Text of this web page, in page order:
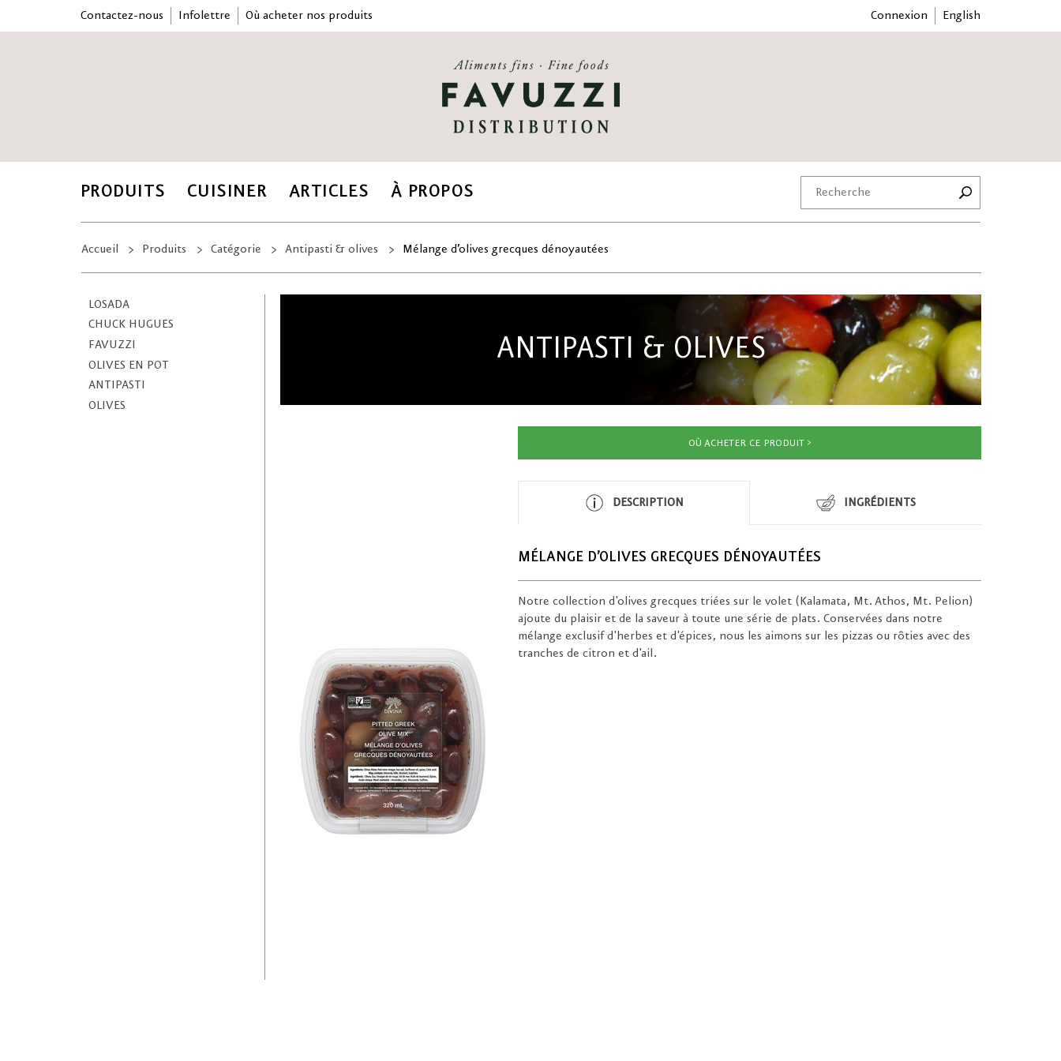
Contactez-nous Infolettre Où acheter nos produits Connexion English
PRODUITS CUISINER ARTICLES À PROPOS
Accueil Produits Catégorie Antipasti & olives Mélange d’olives grecques dénoyautées
LOSADA
CHUCK HUGUES
FAVUZZI
OLIVES EN POT
ANTIPASTI
OLIVES
ANTIPASTI & OLIVES
OÙ ACHETER CE PRODUIT
DESCRIPTION INGRÉDIENTS
MÉLANGE D’OLIVES GRECQUES DÉNOYAUTÉES
Notre collection d'olives grecques triées sur le volet (Kalamata, Mt. Athos, Mt. Pelion)
ajoute du plaisir et de la saveur à toute une série de plats. Conservées dans notre
mélange exclusif d'herbes et d'épices, nous les aimons sur les pizzas ou rôties avec des
tranches de citron et d'ail.